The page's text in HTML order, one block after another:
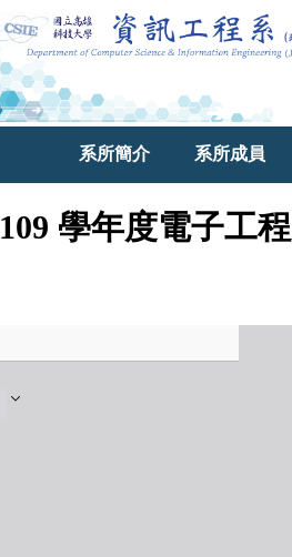
系所簡介 系所成員
109 學年度電子工